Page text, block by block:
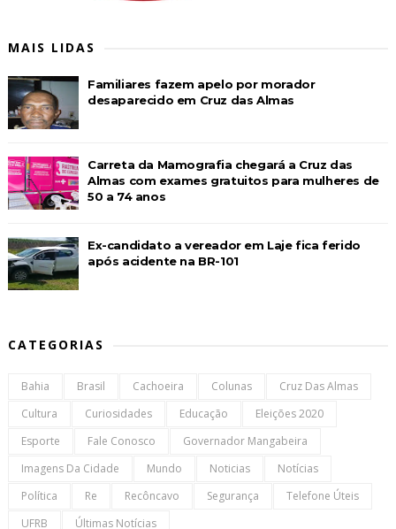
MAIS LIDAS
Familiares fazem apelo por morador
desaparecido em Cruz das Almas
Carreta da Mamografia chegará a Cruz das
Almas com exames gratuitos para mulheres de
50 a 74 anos
Ex-candidato a vereador em Laje fica ferido
após acidente na BR-101
CATEGORIAS
Bahia Brasil Cachoeira Colunas
Cruz Das Almas
Cultura
Curiosidades Educação
Eleições 2020
Esporte
Fale Conosco
Governador Mangabeira
Imagens Da Cidade
Mundo Noticias
Notícias
Política
Re Recôncavo Segurança
Telefone Úteis
UFRB
Últimas Notícias